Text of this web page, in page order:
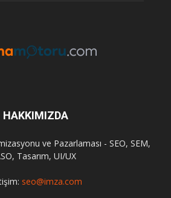
HAKKIMIZDA
ve Pazarlaması - SEO, SEM,
Tasarım, UI/UX
seo@imza.com